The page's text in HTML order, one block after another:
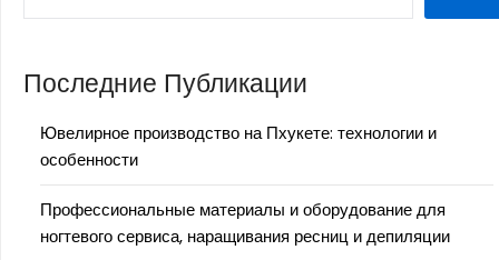
Последние Публикации
Ювелирное производство на Пхукете: технологии и
особенности
Профессиональные материалы и оборудование для
ногтевого сервиса, наращивания ресниц и депиляции